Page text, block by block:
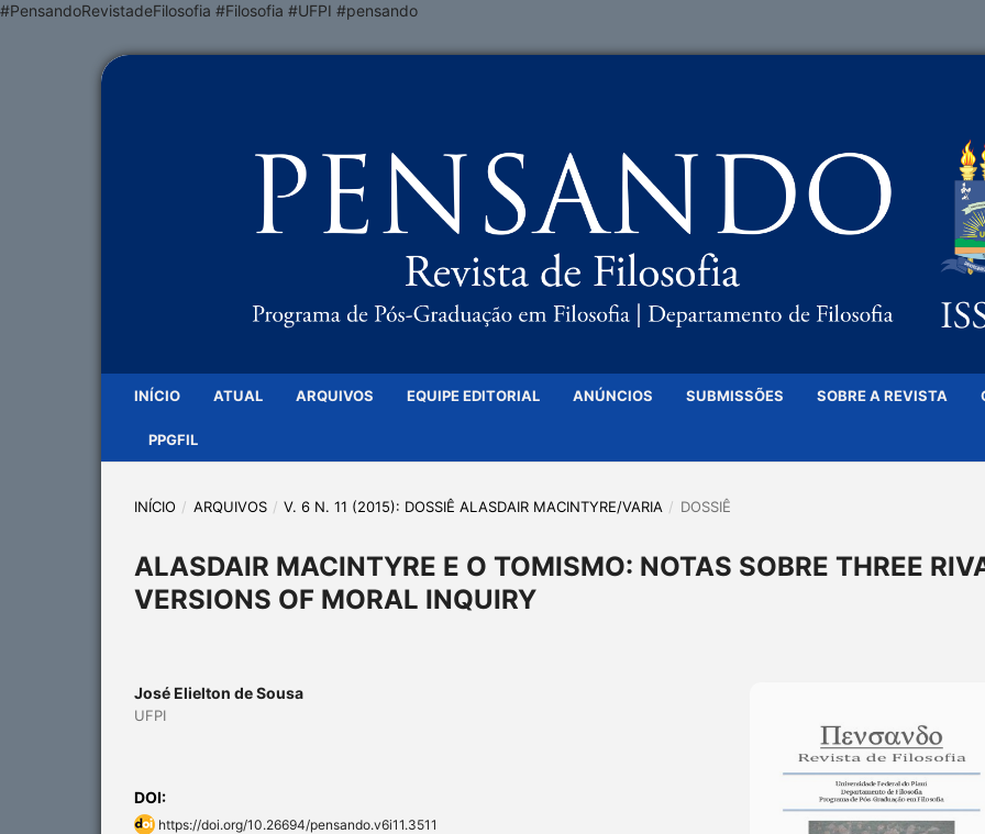
#PensandoRevistadeFilosofia #Filosofia #UFPI #pensando
INÍCIO ATUAL ARQUIVOS EQUIPE EDITORIAL ANÚNCIOS SUBMISSÕES SOBRE A REVISTA
PPGFIL
INÍCIO / ARQUIVOS / V. 6 N. 11 (2015): DOSSIÊ ALASDAIR MACINTYRE/VARIA / DOSSIÊ
ALASDAIR MACINTYRE E O TOMISMO: NOTAS SOBRE THREE
VERSIONS OF MORAL INQUIRY
José Elielton de Sousa
UFPI
DOI:
https://doi.org/10.26694/pensando.v6i11.3511